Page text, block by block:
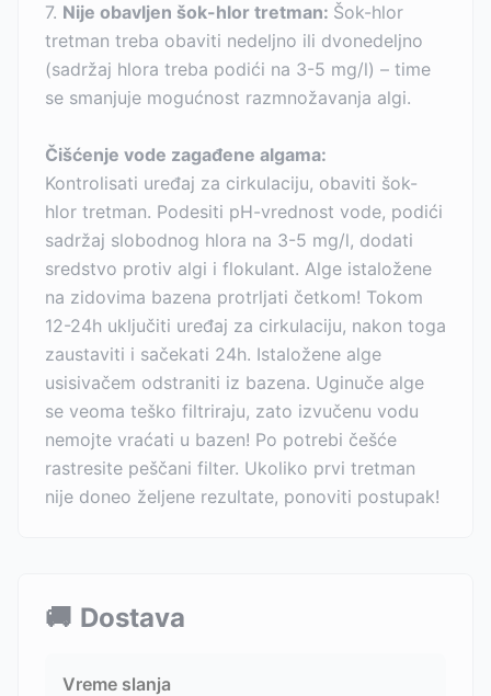
7. Nije obavljen šok-hlor tretman: Šok-hlor
tretman treba obaviti nedeljno ili dvonedeljno
(sadržaj hlora treba podići na 3-5 mg/l) – time
se smanjuje mogućnost razmnožavanja algi.
Čišćenje vode zagađene algama:
Kontrolisati uređaj za cirkulaciju, obaviti šok-
hlor tretman. Podesiti pH-vrednost vode, podići
sadržaj slobodnog hlora na 3-5 mg/l, dodati
sredstvo protiv algi i flokulant. Alge istaložene
na zidovima bazena protrljati četkom! Tokom
12-24h uključiti uređaj za cirkulaciju, nakon toga
zaustaviti i sačekati 24h. Istaložene alge
usisivačem odstraniti iz bazena. Uginuče alge
se veoma teško filtriraju, zato izvučenu vodu
nemojte vraćati u bazen! Po potrebi češće
rastresite peščani filter. Ukoliko prvi tretman
nije doneo željene rezultate, ponoviti postupak!
🚚 Dostava
Vreme slanja